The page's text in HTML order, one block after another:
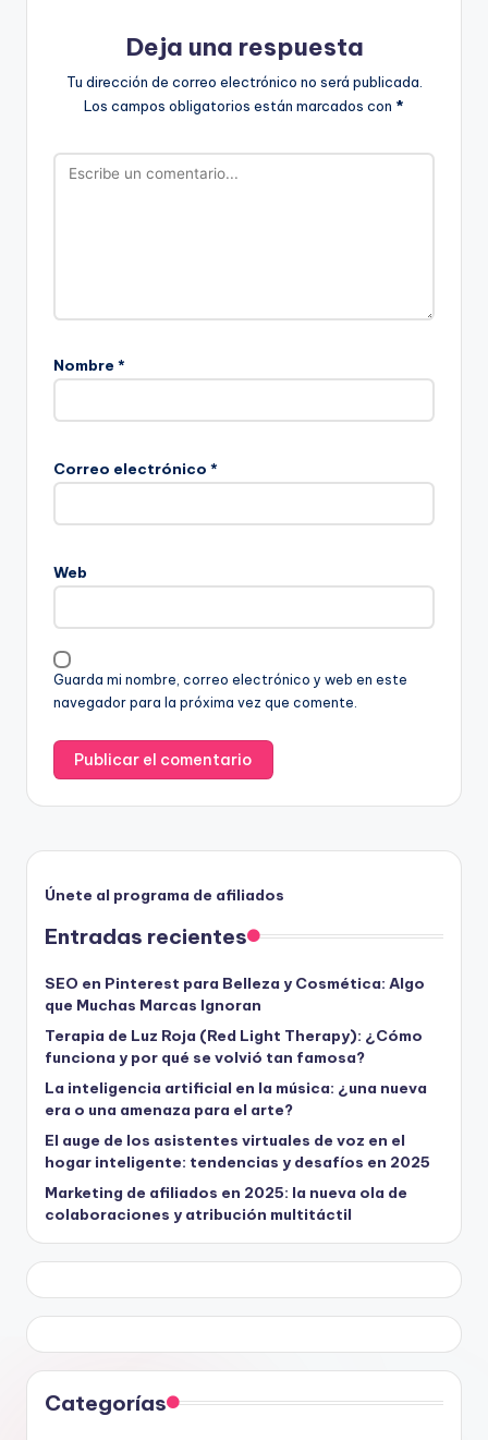
Deja una respuesta
Tu dirección de correo electrónico no será publicada.
Los campos obligatorios están marcados con *
Nombre *
Correo electrónico *
Web
Guarda mi nombre, correo electrónico y web en este
navegador para la próxima vez que comente.
Únete al programa de afiliados
Entradas recientes
SEO en Pinterest para Belleza y Cosmética: Algo
que Muchas Marcas Ignoran
Terapia de Luz Roja (Red Light Therapy): ¿Cómo
funciona y por qué se volvió tan famosa?
La inteligencia artificial en la música: ¿una nueva
era o una amenaza para el arte?
El auge de los asistentes virtuales de voz en el
hogar inteligente: tendencias y desafíos en 2025
Marketing de afiliados en 2025: la nueva ola de
colaboraciones y atribución multitáctil
Categorías